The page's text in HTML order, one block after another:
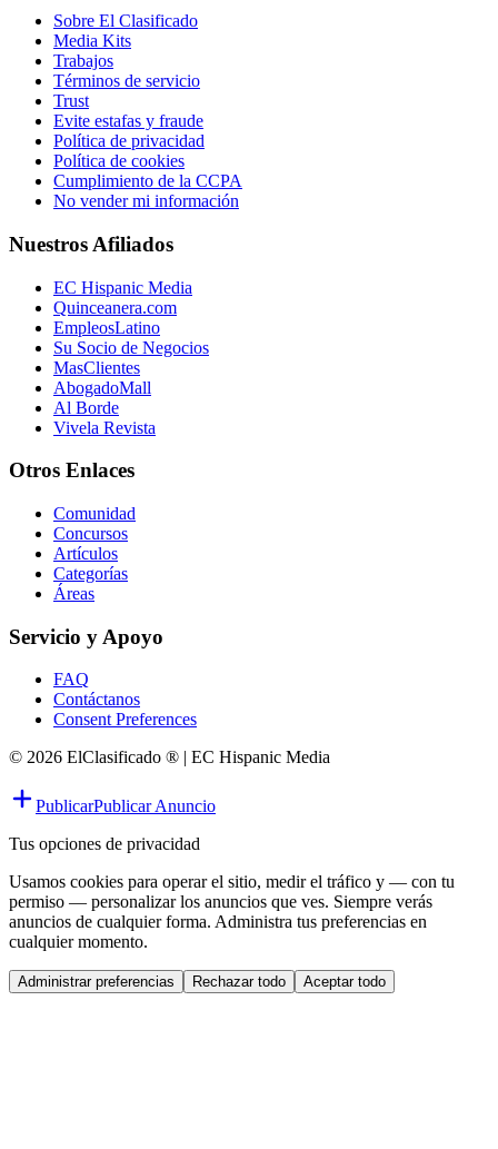
Sobre El Clasificado
Media Kits
Trabajos
Términos de servicio
Trust
Evite estafas y fraude
Política de privacidad
Política de cookies
Cumplimiento de la CCPA
No vender mi información
Nuestros Afiliados
EC Hispanic Media
Quinceanera.com
EmpleosLatino
Su Socio de Negocios
MasClientes
AbogadoMall
Al Borde
Vivela Revista
Otros Enlaces
Comunidad
Concursos
Artículos
Categorías
Áreas
Servicio y Apoyo
FAQ
Contáctanos
Consent Preferences
© 2026 ElClasificado ® | EC Hispanic Media
PublicarPublicar Anuncio
Tus opciones de privacidad
Usamos cookies para operar el sitio, medir el tráfico y — con tu
permiso — personalizar los anuncios que ves. Siempre verás
anuncios de cualquier forma. Administra tus preferencias en
cualquier momento.
Administrar preferencias Rechazar todo Aceptar todo